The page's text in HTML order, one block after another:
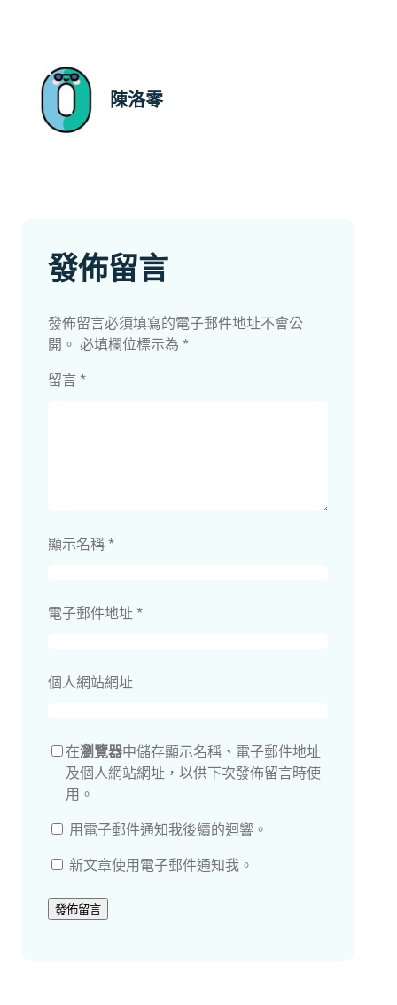
陳洛零
發佈留言
發佈留言必須填寫的電子郵件地址不會公
開。 必填欄位標示為 *
留言 *
顯示名稱 *
電子郵件地址 *
個人網站網址
在瀏覽器中儲存顯示名稱、電子郵件地址
及個人網站網址，以供下次發佈留言時使
用。
用電子郵件通知我後續的迴響。
新文章使用電子郵件通知我。